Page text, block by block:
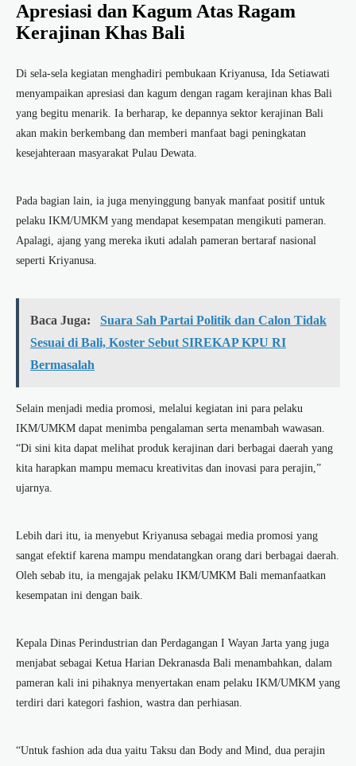
Apresiasi dan Kagum Atas Ragam
Kerajinan Khas Bali
Di sela-sela kegiatan menghadiri pembukaan Kriyanusa, Ida Setiawati
menyampaikan apresiasi dan kagum dengan ragam kerajinan khas Bali
yang begitu menarik. Ia berharap, ke depannya sektor kerajinan Bali
akan makin berkembang dan memberi manfaat bagi peningkatan
kesejahteraan masyarakat Pulau Dewata.
Pada bagian lain, ia juga menyinggung banyak manfaat positif untuk
pelaku IKM/UMKM yang mendapat kesempatan mengikuti pameran.
Apalagi, ajang yang mereka ikuti adalah pameran bertaraf nasional
seperti Kriyanusa.
Baca Juga:
Suara Sah Partai Politik dan Calon Tidak
Sesuai di Bali, Koster Sebut SIREKAP KPU RI
Bermasalah
Selain menjadi media promosi, melalui kegiatan ini para pelaku
IKM/UMKM dapat menimba pengalaman serta menambah wawasan.
“Di sini kita dapat melihat produk kerajinan dari berbagai daerah yang
kita harapkan mampu memacu kreativitas dan inovasi para perajin,”
ujarnya.
Lebih dari itu, ia menyebut Kriyanusa sebagai media promosi yang
sangat efektif karena mampu mendatangkan orang dari berbagai daerah.
Oleh sebab itu, ia mengajak pelaku IKM/UMKM Bali memanfaatkan
kesempatan ini dengan baik.
Kepala Dinas Perindustrian dan Perdagangan I Wayan Jarta yang juga
menjabat sebagai Ketua Harian Dekranasda Bali menambahkan, dalam
pameran kali ini pihaknya menyertakan enam pelaku IKM/UMKM yang
terdiri dari kategori fashion, wastra dan perhiasan.
“Untuk fashion ada dua yaitu Taksu dan Body and Mind, dua perajin